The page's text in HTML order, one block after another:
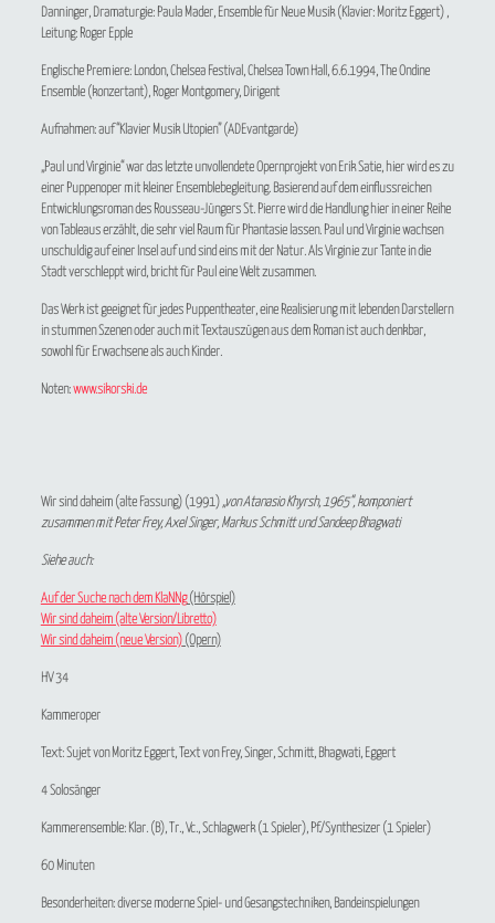
Danninger, Dramaturgie: Paula Mader, Ensemble für Neue Musik (Klavier: Moritz Eggert) ,
Leitung: Roger Epple
Englische Premiere: London, Chelsea Festival, Chelsea Town Hall, 6.6.1994, The Ondine
Ensemble (konzertant), Roger Montgomery, Dirigent
Aufnahmen: auf “Klavier Musik Utopien” (ADEvantgarde)
„Paul und Virginie“ war das letzte unvollendete Opernprojekt von Erik Satie, hier wird es zu
einer Puppenoper mit kleiner Ensemblebegleitung. Basierend auf dem einflussreichen
Entwicklungsroman des Rousseau-Jüngers St. Pierre wird die Handlung hier in einer Reihe
von Tableaus erzählt, die sehr viel Raum für Phantasie lassen. Paul und Virginie wachsen
unschuldig auf einer Insel auf und sind eins mit der Natur. Als Virginie zur Tante in die
Stadt verschleppt wird, bricht für Paul eine Welt zusammen.
Das Werk ist geeignet für jedes Puppentheater, eine Realisierung mit lebenden Darstellern
in stummen Szenen oder auch mit Textauszügen aus dem Roman ist auch denkbar,
sowohl für Erwachsene als auch Kinder.
Noten:www.sikorski.de
Wir sind daheim (alte Fassung) (1991) „von Atanasio Khyrsh, 1965“, komponiert
zusammen mit Peter Frey, Axel Singer, Markus Schmitt und Sandeep Bhagwati
Siehe auch:
Auf der Suche nach dem KlaNNg(Hörspiel)
Wir sind daheim (alte Version/Libretto)
Wir sind daheim (neue Version)(Opern)
HV 34
Kammeroper
Text: Sujet von Moritz Eggert, Text von Frey, Singer, Schmitt, Bhagwati, Eggert
4 Solosänger
Kammerensemble: Klar. (B), Tr., Vc., Schlagwerk (1 Spieler), Pf./Synthesizer (1 Spieler)
60 Minuten
Besonderheiten: diverse moderne Spiel- und Gesangstechniken, Bandeinspielungen